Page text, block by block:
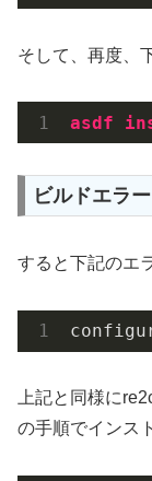
そして、再度、
asdf
ビルドエラー
すると下記のエ
上記と同様に
の手順でインス